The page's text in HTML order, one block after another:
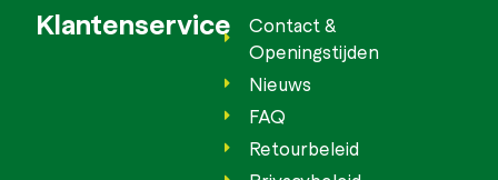
Klantenservice
Contact &
Openingstijden
Nieuws
FAQ
Retourbeleid